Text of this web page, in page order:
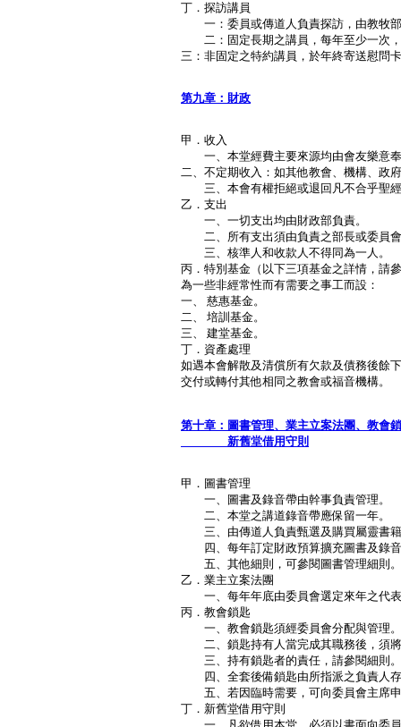
丁．探訪講員
一：委員或傳道人負責探訪，由教牧
二：固定長期之講員，每年至少一次
三：非固定之特約講員，於年終寄送慰問
第九章：財政
甲．收入
一、本堂經費主要來源均由會友樂意
二、不定期收入：如其他教會、機構、政
三、本會有權拒絕或退回凡不合乎聖經
乙．支出
一、一切支出均由財政部負責。
二、所有支出須由負責之部長或委員
三、核準人和收款人不得同為一人。
丙．特別基金（以下三項基金之詳情，請
為一些非經常性而有需要之事工而設：
一、 慈惠基金。
二、 培訓基金。
三、 建堂基金。
丁．資產處理
如遇本會解散及清償所有欠款及債務後餘
交付或轉付其他相同之教會或福音機構。
第十章：圖書管理、業主立案法團、教會
新舊堂借用守則
甲．圖書管理
一、圖書及錄音帶由幹事負責管理。
二、本堂之講道錄音帶應保留一年。
三、由傳道人負責甄選及購買屬靈書籍
四、每年訂定財政預算擴充圖書及錄
五、其他細則，可參閱圖書管理細則。
乙．業主立案法團
一、每年年底由委員會選定來年之代
丙．教會鎖匙
一、教會鎖匙須經委員會分配與管理。
二、鎖匙持有人當完成其職務後，須將
三、持有鎖匙者的責任，請參閱細則。
四、全套後備鎖匙由所指派之負責人
五、若因臨時需要，可向委員會主席申
丁．新舊堂借用守則